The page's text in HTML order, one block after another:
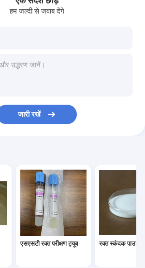
हम जल्दी से जवाब देंगे
जारी रखें
एसएसटी रक्त परीक्षण ट्यूब रक्त स्कंदक पाउडर